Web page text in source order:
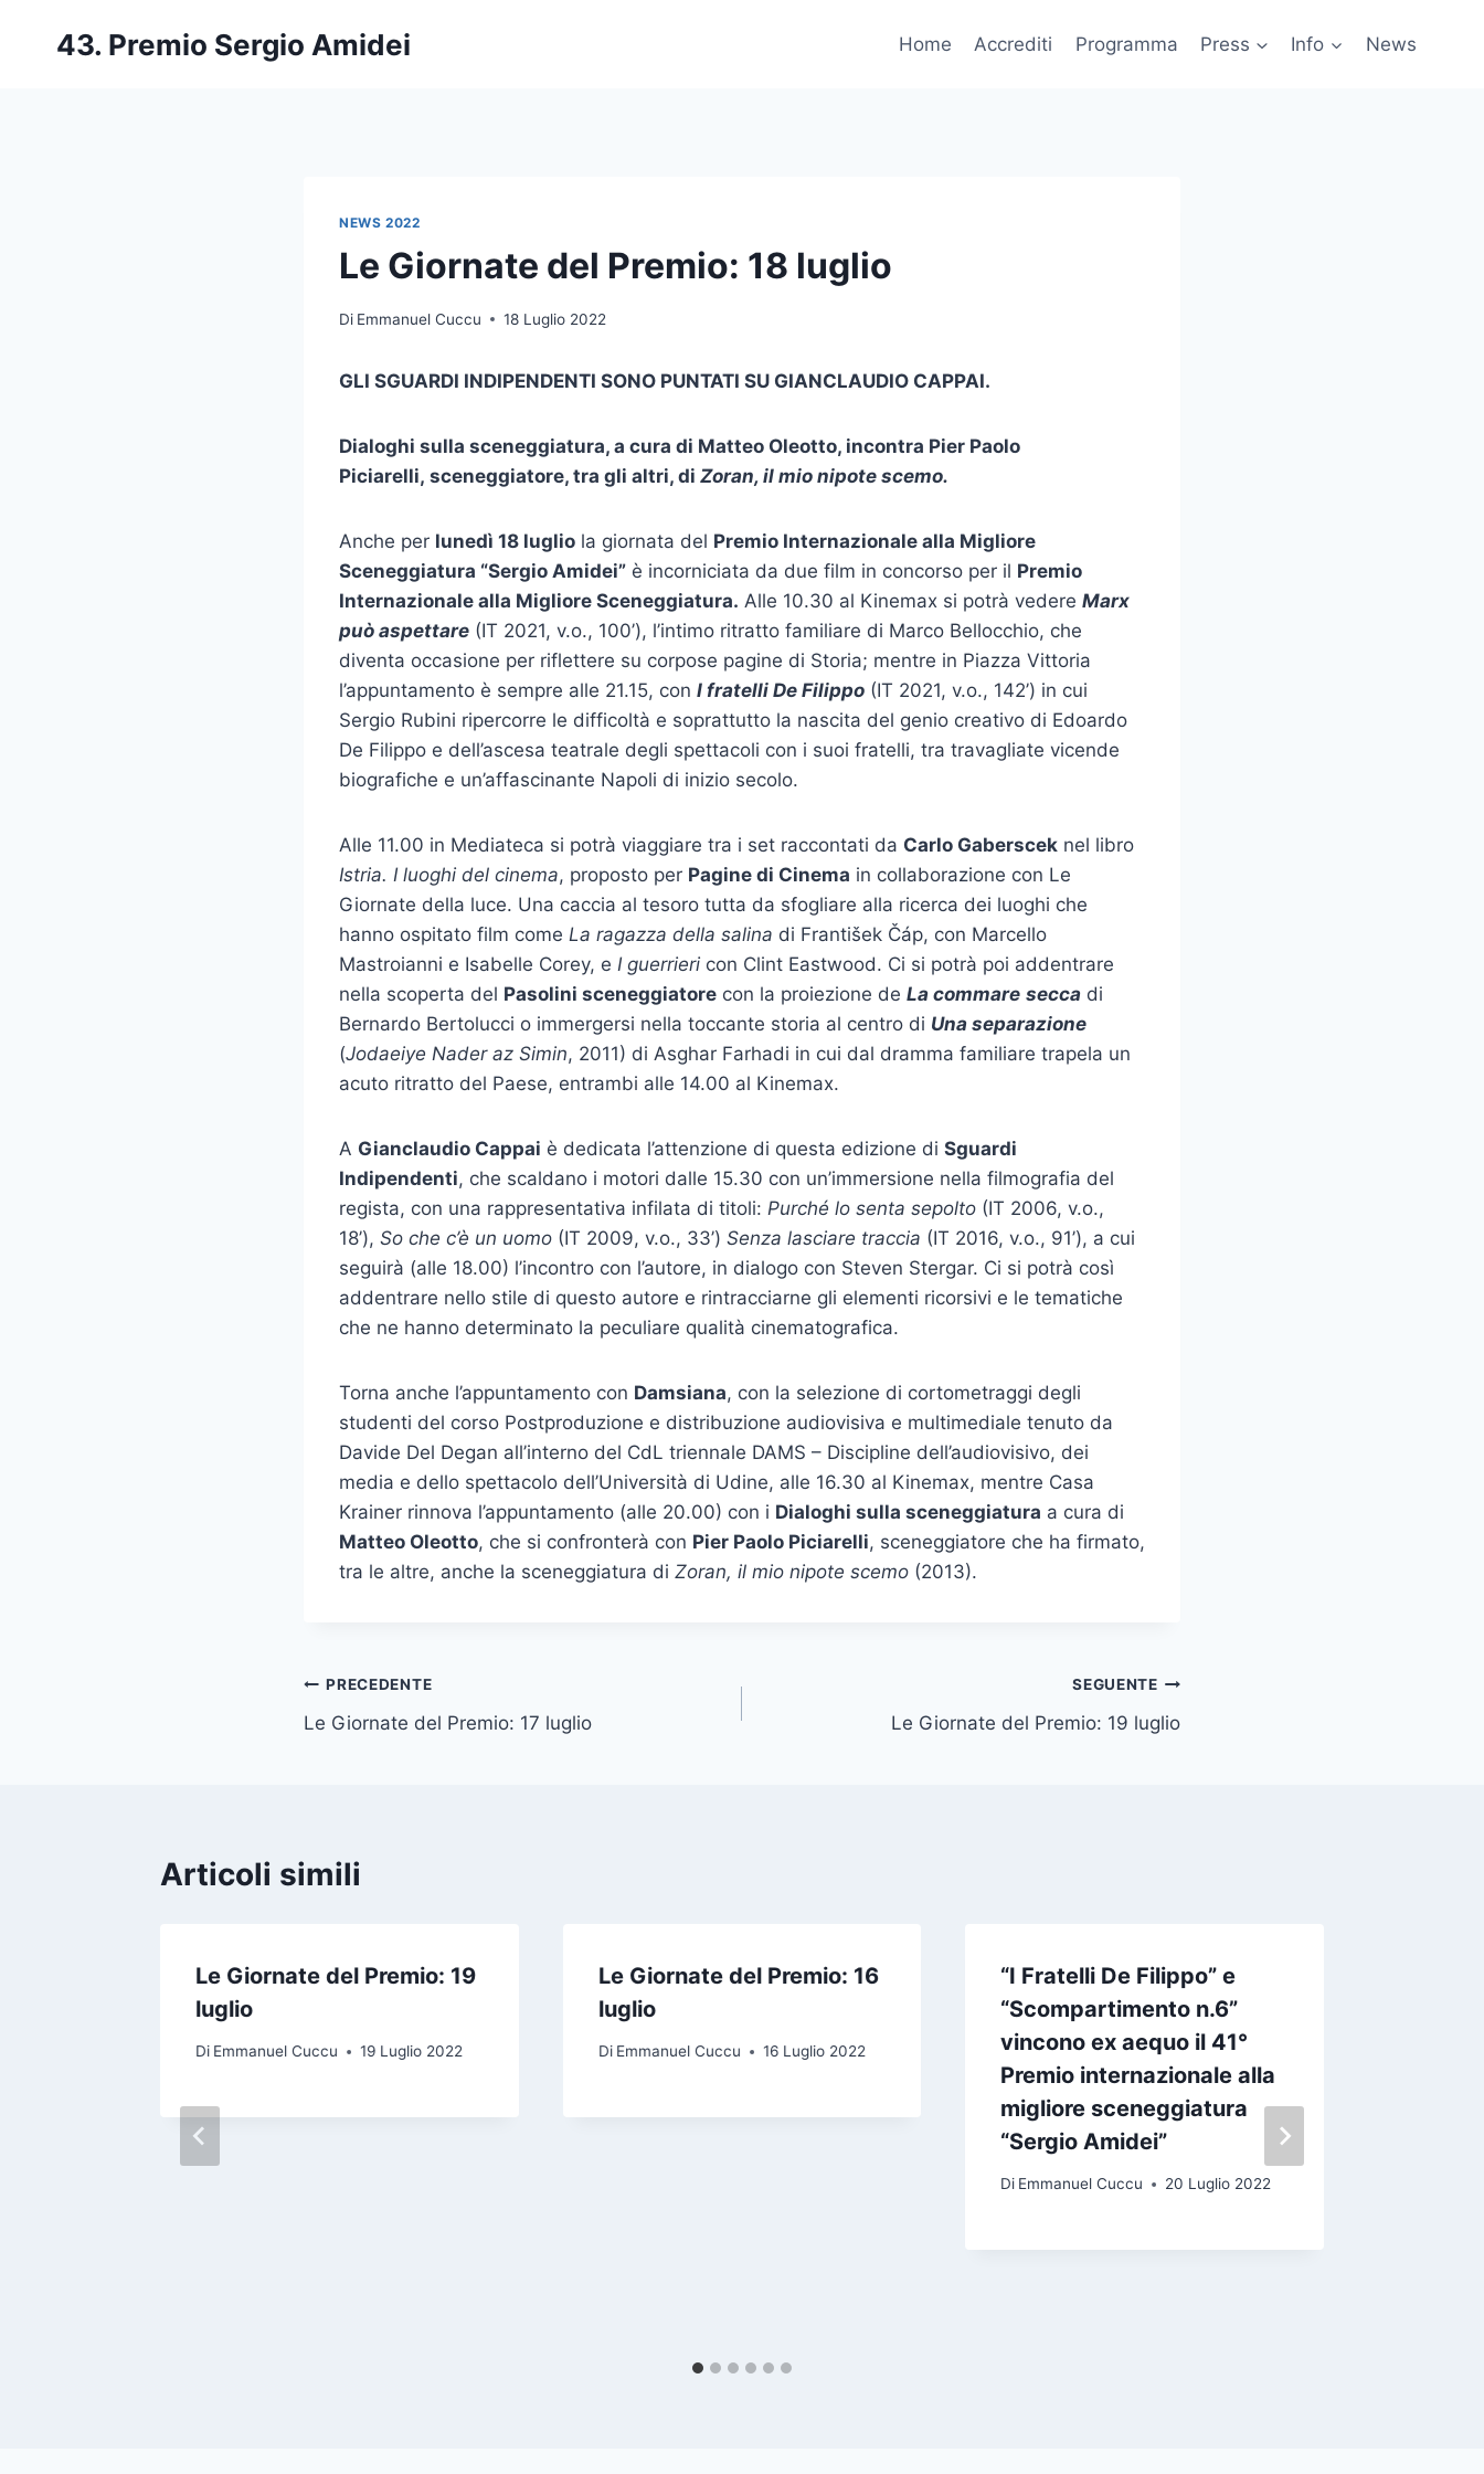
43. Premio Sergio Amidei Home Accrediti Programma Press Info News
NEWS 2022
Le Giornate del Premio: 18 luglio
Di Emmanuel Cuccu 18 Luglio 2022
GLI SGUARDI INDIPENDENTI SONO PUNTATI SU GIANCLAUDIO CAPPAI.
Dialoghi sulla sceneggiatura, a cura di Matteo Oleotto, incontra Pier Paolo
Piciarelli, sceneggiatore, tra gli altri, di Zoran, il mio nipote scemo.
Anche per lunedì 18 luglio la giornata del Premio Internazionale alla Migliore
Sceneggiatura “Sergio Amidei” è incorniciata da due film in concorso per il Premio
Internazionale alla Migliore Sceneggiatura. Alle 10.30 al Kinemax si potrà vedere Marx
può aspettare (IT 2021, v.o., 100’), l’intimo ritratto familiare di Marco Bellocchio, che
diventa occasione per riflettere su corpose pagine di Storia; mentre in Piazza Vittoria
l’appuntamento è sempre alle 21.15, con I fratelli De Filippo (IT 2021, v.o., 142’) in cui
Sergio Rubini ripercorre le difficoltà e soprattutto la nascita del genio creativo di Edoardo
De Filippo e dell’ascesa teatrale degli spettacoli con i suoi fratelli, tra travagliate vicende
biografiche e un’affascinante Napoli di inizio secolo.
Alle 11.00 in Mediateca si potrà viaggiare tra i set raccontati da Carlo Gaberscek nel libro
Istria. I luoghi del cinema, proposto per Pagine di Cinema in collaborazione con Le
Giornate della luce. Una caccia al tesoro tutta da sfogliare alla ricerca dei luoghi che
hanno ospitato film come La ragazza della salina di František Čáp, con Marcello
Mastroianni e Isabelle Corey, e I guerrieri con Clint Eastwood. Ci si potrà poi addentrare
nella scoperta del Pasolini sceneggiatore con la proiezione de La commare secca di
Bernardo Bertolucci o immergersi nella toccante storia al centro di Una separazione
(Jodaeiye Nader az Simin, 2011) di Asghar Farhadi in cui dal dramma familiare trapela un
acuto ritratto del Paese, entrambi alle 14.00 al Kinemax.
A Gianclaudio Cappai è dedicata l’attenzione di questa edizione di Sguardi
Indipendenti, che scaldano i motori dalle 15.30 con un’immersione nella filmografia del
regista, con una rappresentativa infilata di titoli: Purché lo senta sepolto (IT 2006, v.o.,
18’), So che c’è un uomo (IT 2009, v.o., 33’) Senza lasciare traccia (IT 2016, v.o., 91’), a cui
seguirà (alle 18.00) l’incontro con l’autore, in dialogo con Steven Stergar. Ci si potrà così
addentrare nello stile di questo autore e rintracciarne gli elementi ricorsivi e le tematiche
che ne hanno determinato la peculiare qualità cinematografica.
Torna anche l’appuntamento con Damsiana, con la selezione di cortometraggi degli
studenti del corso Postproduzione e distribuzione audiovisiva e multimediale tenuto da
Davide Del Degan all’interno del CdL triennale DAMS – Discipline dell’audiovisivo, dei
media e dello spettacolo dell’Università di Udine, alle 16.30 al Kinemax, mentre Casa
Krainer rinnova l’appuntamento (alle 20.00) con i Dialoghi sulla sceneggiatura a cura di
Matteo Oleotto, che si confronterà con Pier Paolo Piciarelli, sceneggiatore che ha firmato,
tra le altre, anche la sceneggiatura di Zoran, il mio nipote scemo (2013).
Navigazione
articoli
PRECEDENTE
Le Giornate del Premio: 17 luglio
SEGUENTE
Le Giornate del Premio: 19 luglio
Articoli simili
Le Giornate del Premio: 19
luglio
Di Emmanuel Cuccu 19 Luglio 2022
Le Giornate del Premio: 16
luglio
Di Emmanuel Cuccu 16 Luglio 2022
“I Fratelli De Filippo” e
“Scompartimento n.6”
vincono ex aequo il 41°
Premio internazionale alla
migliore sceneggiatura
“Sergio Amidei”
Di Emmanuel Cuccu 20 Luglio 2022